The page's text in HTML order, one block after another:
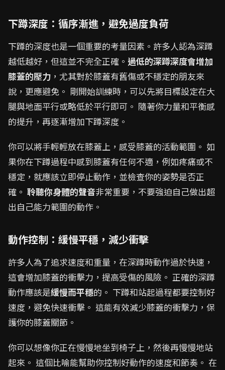
下蹲深度：循序漸進，避免過度負荷
下蹲的深度也是一個重要的考量因素。許多人認為深蹲
越低越好，但這並不完全正確。 過低的深蹲深度會增加
膝蓋的壓力 ，尤其對於膝蓋有舊傷或不穩定的朋友來
說，更應避免。 剛開始訓練時，可以先將目標設定在大
腿與地面平行或略低於平行即可。 隨著你力量和平衡感
的提升，再逐漸增加下蹲深度。
你可以將手輕輕放在膝蓋上，感受膝蓋的活動範圍。 如
果你在下蹲過程中感到膝蓋有任何不適，例如疼痛或不
穩定，就應該立即停止動作，並檢查你的姿勢是否正
確。 聆聽你身體的聲音非常重要，不要強迫自己做出超
出自己能力範圍的動作。
動作控制：緩慢平穩，減少衝擊
許多人為了追求速度和重量，在深蹲時動作過於快速，
這會增加膝蓋的衝擊力，提高受傷的風險。 正確的深蹲
動作應該是緩慢而平穩的。 下蹲和站起過程都要控制好
速度，避免快速衝擊。 這能有效減少膝蓋的衝擊力，保
護你的膝蓋關節。
你可以想像你正在慢慢地坐到椅子上，然後再慢慢地站
起來。 這個比喻能幫助你控制好動作的速度和節奏。 在